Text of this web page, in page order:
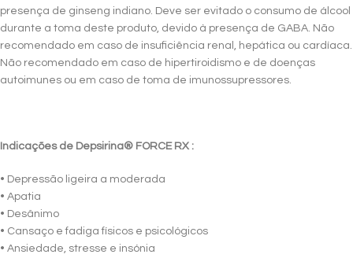
presença de ginseng indiano. Deve ser evitado o consumo de álcool
durante a toma deste produto, devido à presença de GABA. Não
recomendado em caso de insuficiência renal, hepática ou cardíaca.
Não recomendado em caso de hipertiroidismo e de doenças
autoimunes ou em caso de toma de imunossupressores.
Indicações de Depsirina® FORCE RX :
• Depressão ligeira a moderada
• Apatia
• Desânimo
• Cansaço e fadiga físicos e psicológicos
• Ansiedade, stresse e insónia